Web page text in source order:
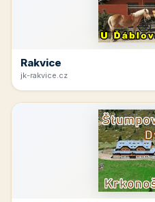
Rakvice
jk-rakvice.cz